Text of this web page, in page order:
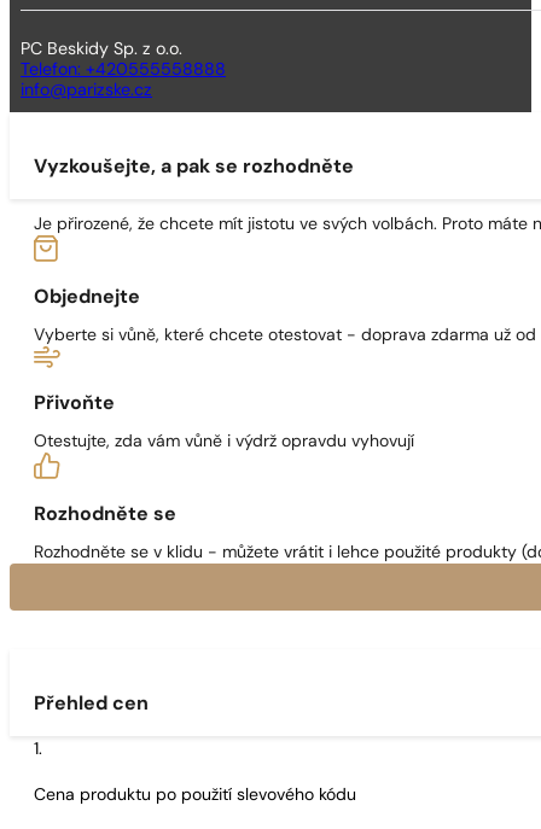
PC Beskidy Sp. z o.o.
Telefon: +420555558888
info@parizske.cz
Vyzkoušejte, a pak se rozhodněte
Je přirozené, že chcete mít jistotu ve svých volbách. Proto máte
Objednejte
Vyberte si vůně, které chcete otestovat - doprava zdarma už
Přivoňte
Otestujte, zda vám vůně i výdrž opravdu vyhovují
Rozhodněte se
Rozhodněte se v klidu - můžete vrátit i lehce použité produkty
Přehled cen
Cena produktu po použití slevového kódu